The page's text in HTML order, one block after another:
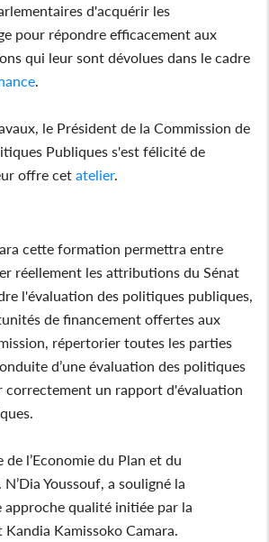
d'acquérir les
pour répondre efficacement aux
qui leur sont dévolues dans le cadre
le Président de la Commission de
Publiques s'est félicité de
offre cetatelier.
cette formation permettra entre
réellement les attributions du Sénat
l'évaluation des politiques publiques,
de financement offertes aux
répertorier toutes les parties
d’une évaluation des politiques
correctement un rapport d'évaluation
l’Economie du Plan et du
Youssouf, a souligné la
approche qualité initiée par la
Kamissoko Camara.